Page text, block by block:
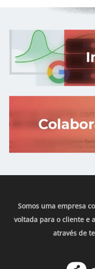
Somos uma empresa
voltada para o cliente e
através de